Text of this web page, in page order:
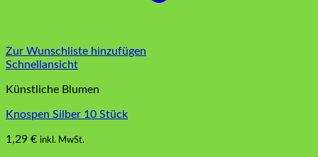
Zur Wunschliste hinzufügen
Schnellansicht
Künstliche Blumen
Knospen Silber 10 Stück
1,29 € inkl. MwSt.